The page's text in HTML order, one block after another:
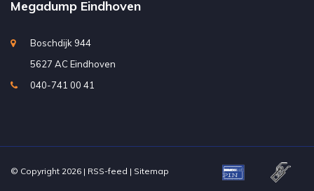
Megadump Eindhoven
Boschdijk 944
5627 AC Eindhoven
040-741 00 41
© Copyright 2026 | RSS-feed | Sitemap